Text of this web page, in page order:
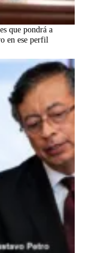
que pondrá a
en ese perfil